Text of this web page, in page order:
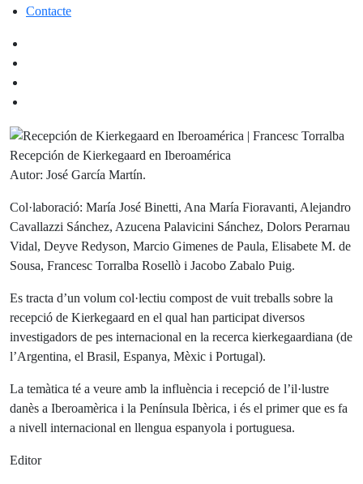
Contacte
Recepción de Kierkegaard en Iberoamérica
Autor: José García Martín.
Col·laboració: María José Binetti, Ana María Fioravanti, Alejandro
Cavallazzi Sánchez, Azucena Palavicini Sánchez, Dolors Perarnau
Vidal, Deyve Redyson, Marcio Gimenes de Paula, Elisabete M. de
Sousa, Francesc Torralba Rosellò i Jacobo Zabalo Puig.
Es tracta d’un volum col·lectiu compost de vuit treballs sobre la
recepció de Kierkegaard en el qual han participat diversos
investigadors de pes internacional en la recerca kierkegaardiana (de
l’Argentina, el Brasil, Espanya, Mèxic i Portugal).
La temàtica té a veure amb la influència i recepció de l’il·lustre
danès a Iberoamèrica i la Península Ibèrica, i és el primer que es fa
a nivell internacional en llengua espanyola i portuguesa.
Editor